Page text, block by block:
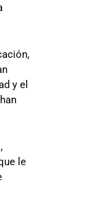
y el
le